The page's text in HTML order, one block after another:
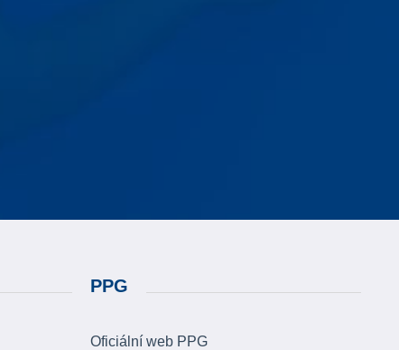
PPG
Oficiální web PPG